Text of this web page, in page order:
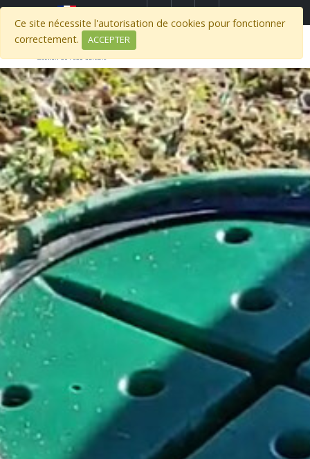
Ce site nécessite l'autorisation de cookies pour fonctionner
correctement.
ACCEPTER